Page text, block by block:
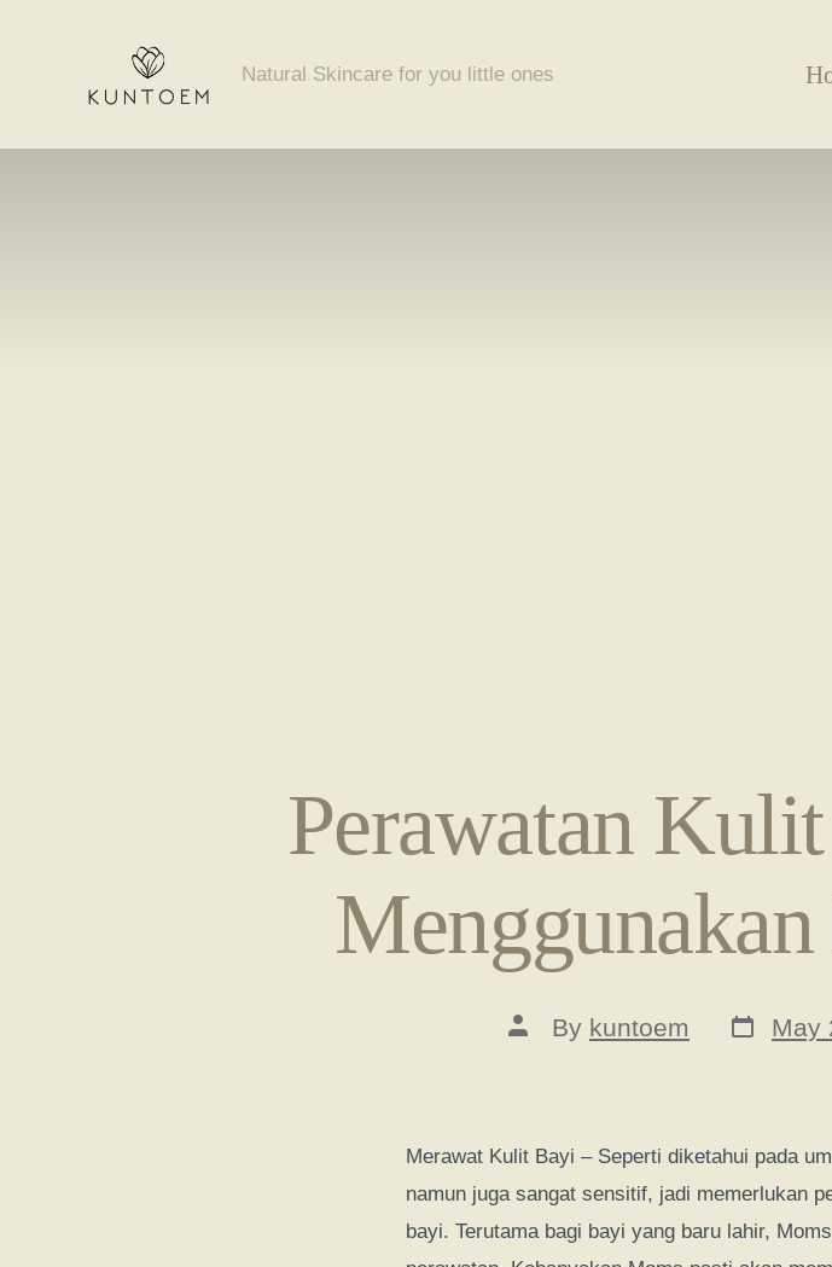
Natural Skincare for you little ones
Perawatan
Post
author
By kuntoem
Post
date
May
Merawat Kulit Bayi – Seperti diketahui pada
namun juga sangat sensitif, jadi memerlukan
bayi. Terutama bagi bayi yang baru lahir,